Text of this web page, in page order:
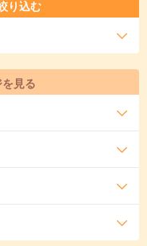
り込む
見る